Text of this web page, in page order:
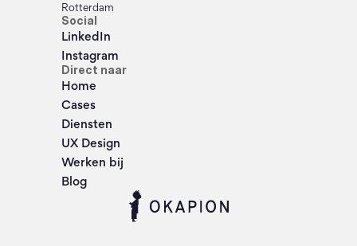
Rotterdam
Social
LinkedIn
Instagram
Direct naar
Home
Cases
Diensten
UX Design
Werken bij
Blog